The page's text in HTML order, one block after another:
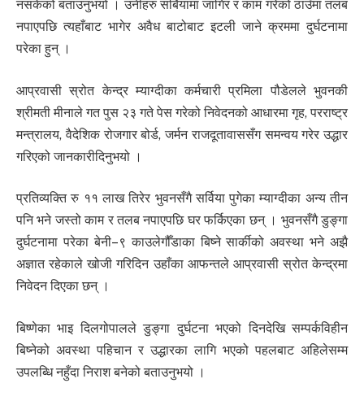
नसकेको बताउनुभयो । उनीहरु सर्बियामा जागिर र काम गरेको ठाउँमा तलब
नपाएपछि त्यहाँबाट भागेर अवैध बाटोबाट इटली जाने क्रममा दुर्घटनामा
परेका हुन् ।
आप्रवासी स्रोत केन्द्र म्याग्दीका कर्मचारी प्रमिला पौडेलले भुवनकी
श्रीमती मीनाले गत पुस २३ गते पेस गरेको निवेदनको आधारमा गृह, परराष्ट्र
मन्त्रालय, वैदेशिक रोजगार बोर्ड, जर्मन राजदूतावाससँग समन्वय गरेर उद्धार
गरिएको जानकारीदिनुभयो ।
प्रतिव्यक्ति रु ११ लाख तिरेर भुवनसँगै सर्विया पुगेका म्याग्दीका अन्य तीन
पनि भने जस्तो काम र तलब नपाएपछि घर फर्किएका छन् । भुवनसँगै डुङ्गा
दुर्घटनामा परेका बेनी–९ काउलेगौँडाका बिष्ने सार्कीको अवस्था भने अझै
अज्ञात रहेकाले खोजी गरिदिन उहाँका आफन्तले आप्रवासी स्रोत केन्द्रमा
निवेदन दिएका छन् ।
बिष्णेका भाइ दिलगोपालले डुङ्गा दुर्घटना भएको दिनदेखि सम्पर्कविहीन
बिष्नेको अवस्था पहिचान र उद्धारका लागि भएको पहलबाट अहिलेसम्म
उपलब्धि नहुँदा निराश बनेको बताउनुभयो ।